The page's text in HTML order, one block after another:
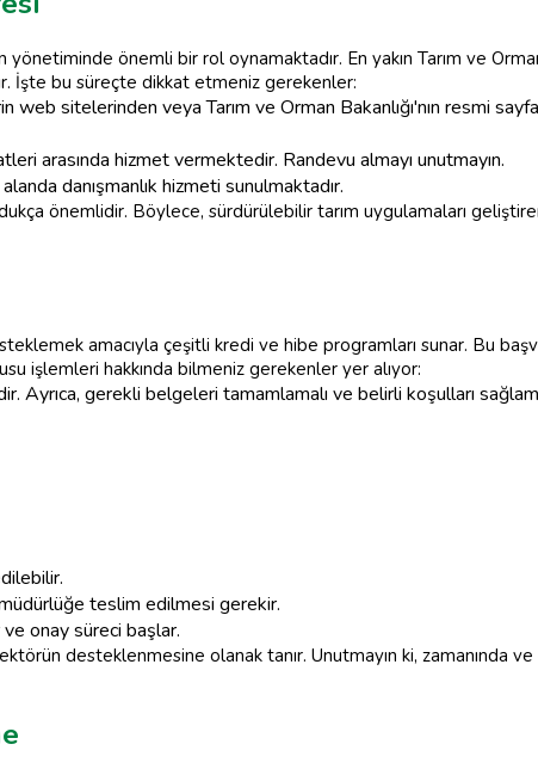
önemli bir rol oynamaktadır. En yakın Tarım ve
İşte bu süreçte dikkat etmeniz gerekenler:
sitelerinden veya Tarım ve Orman Bakanlığı'nın resmi
arasında hizmet vermektedir. Randevu almayı unutmayın.
danışmanlık hizmeti sunulmaktadır.
önemlidir. Böylece, sürdürülebilir tarım uygulamaları
amacıyla çeşitli kredi ve hibe programları sunar. Bu
işlemleri hakkında bilmeniz gerekenler yer alıyor:
Ayrıca, gerekli belgeleri tamamlamalı ve belirli koşulları
teslim edilmesi gerekir.
onay süreci başlar.
desteklenmesine olanak tanır. Unutmayın ki, zamanında ve